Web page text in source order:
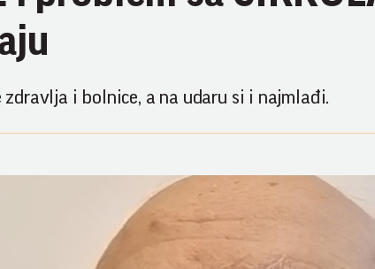
i bolnice, a na udaru si i najmlađi.